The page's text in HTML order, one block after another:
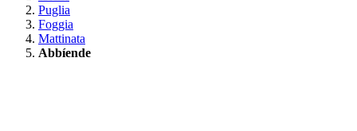
Puglia
Foggia
Mattinata
Abbíende